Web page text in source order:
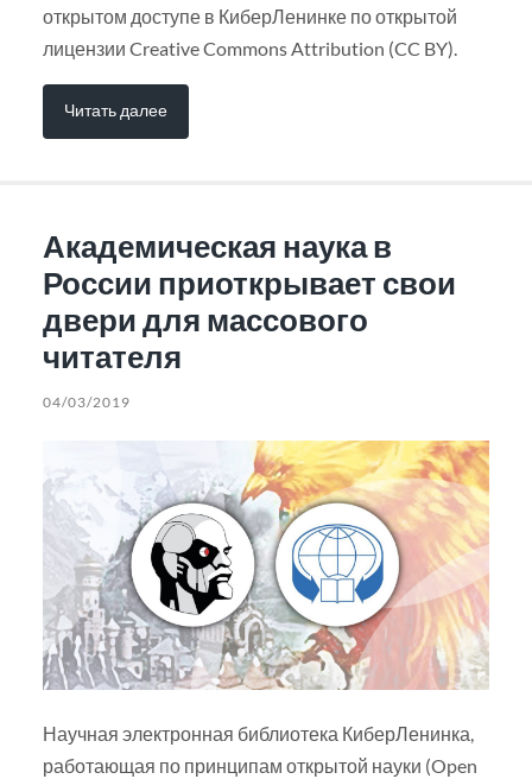
открытом доступе в КиберЛенинке по открытой
лицензии Creative Commons Attribution (CC BY).
Читать далее
Академическая наука в
России приоткрывает свои
двери для массового
читателя
04/03/2019
Научная электронная библиотека КиберЛенинка,
работающая по принципам открытой науки (Open